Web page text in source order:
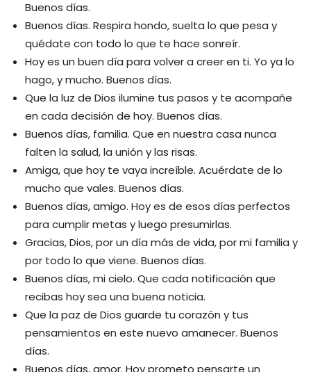
Buenos días.
Buenos días. Respira hondo, suelta lo que pesa y
quédate con todo lo que te hace sonreír.
Hoy es un buen día para volver a creer en ti. Yo ya lo
hago, y mucho. Buenos días.
Que la luz de Dios ilumine tus pasos y te acompañe
en cada decisión de hoy. Buenos días.
Buenos días, familia. Que en nuestra casa nunca
falten la salud, la unión y las risas.
Amiga, que hoy te vaya increíble. Acuérdate de lo
mucho que vales. Buenos días.
Buenos días, amigo. Hoy es de esos días perfectos
para cumplir metas y luego presumirlas.
Gracias, Dios, por un día más de vida, por mi familia y
por todo lo que viene. Buenos días.
Buenos días, mi cielo. Que cada notificación que
recibas hoy sea una buena noticia.
Que la paz de Dios guarde tu corazón y tus
pensamientos en este nuevo amanecer. Buenos
días.
Buenos días, amor. Hoy prometo pensarte un